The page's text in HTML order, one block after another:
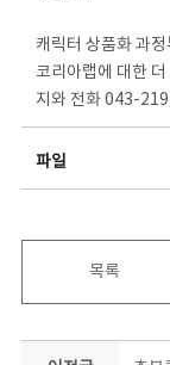
캐릭터 상품화 과
코리아랩에 대한
지와 전화 043-
파일
목록